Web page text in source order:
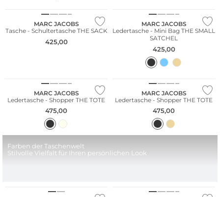
MARC JACOBS
Tasche - Schultertasche THE SACK
425,00
MARC JACOBS
Ledertasche - Mini Bag THE SMALL
SATCHEL
425,00
MARC JACOBS
Ledertasche - Shopper THE TOTE
475,00
MARC JACOBS
Ledertasche - Shopper THE TOTE
475,00
Farben der Taschenwelt
Stilvolle Vielfalt für Ihren persönlichen Look